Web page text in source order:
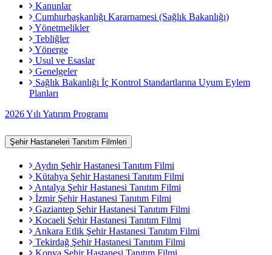
Kanunlar
Cumhurbaşkanlığı Kararnamesi (Sağlık Bakanlığı)
Yönetmelikler
Tebliğler
Yönerge
Usul ve Esaslar
Genelgeler
Sağlık Bakanlığı İç Kontrol Standartlarına Uyum Eylem
Planları
2026 Yılı Yatırım Programı
Şehir Hastaneleri Tanıtım Filmleri
Aydın Şehir Hastanesi Tanıtım Filmi
Kütahya Şehir Hastanesi Tanıtım Filmi
Antalya Şehir Hastanesi Tanıtım Filmi
İzmir Şehir Hastanesi Tanıtım Filmi
Gaziantep Şehir Hastanesi Tanıtım Filmi
Kocaeli Şehir Hastanesi Tanıtım Filmi
Ankara Etlik Şehir Hastanesi Tanıtım Filmi
Tekirdağ Şehir Hastanesi Tanıtım Filmi